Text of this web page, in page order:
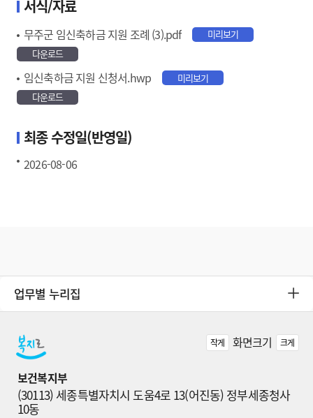
서식/자료
무주군 임신축하금 지원 조례 (3).pdf
미리보기
다운로드
임신축하금 지원 신청서.hwp
미리보기
다운로드
최종 수정일(반영일)
2026-08-06
업무별 누리집
작게 화면크기 크게
보건복지부
(30113) 세종특별자치시 도움4로 13(어진동) 정부세종청사
10동